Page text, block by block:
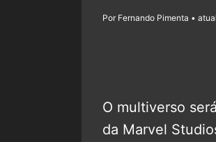
Por Fernando Pimenta •
O multiverso
da Marvel